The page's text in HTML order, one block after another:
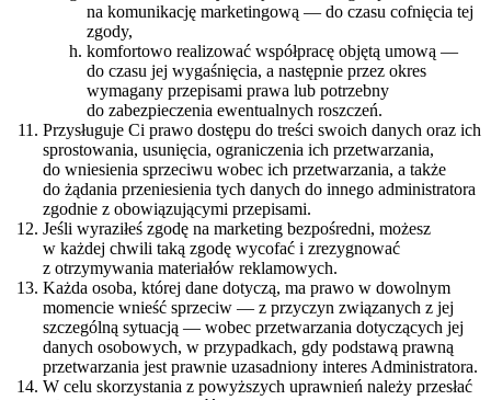
na komunikację marketingową — do czasu cofnięcia tej
zgody,
komfortowo realizować współpracę objętą umową —
do czasu jej wygaśnięcia, a następnie przez okres
wymagany przepisami prawa lub potrzebny
do zabezpieczenia ewentualnych roszczeń.
Przysługuje Ci prawo dostępu do treści swoich danych oraz ich
sprostowania, usunięcia, ograniczenia ich przetwarzania,
do wniesienia sprzeciwu wobec ich przetwarzania, a także
do żądania przeniesienia tych danych do innego administratora
zgodnie z obowiązującymi przepisami.
Jeśli wyraziłeś zgodę na marketing bezpośredni, możesz
w każdej chwili taką zgodę wycofać i zrezygnować
z otrzymywania materiałów reklamowych.
Każda osoba, której dane dotyczą, ma prawo w dowolnym
momencie wnieść sprzeciw — z przyczyn związanych z jej
szczególną sytuacją — wobec przetwarzania dotyczących jej
danych osobowych, w przypadkach, gdy podstawą prawną
przetwarzania jest prawnie uzasadniony interes Administratora.
W celu skorzystania z powyższych uprawnień należy przesłać